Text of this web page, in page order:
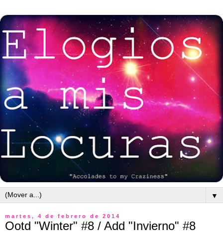
▼
martes, 4 de febrero de 2014
Ootd "Winter" #8 / Add "Invierno" #8